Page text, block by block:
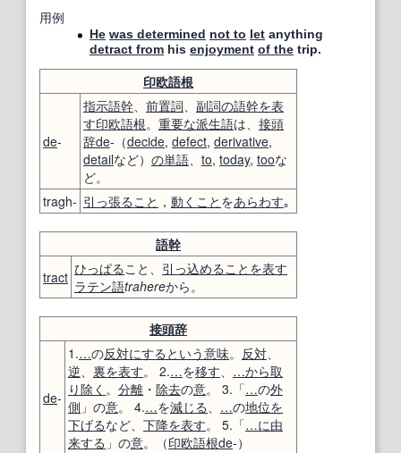
用例
He was determined not to let anything
detract from his enjoyment of the trip.
印欧語根
de-
指示語幹、 前置詞、 副詞の語幹を表
す印欧語根。 重要な派生語は、 接頭
辞de-（decide, defect, derivative,
detailなど） の単語、 to, today, tooな
ど。
tragh- 引っ張ること ， 動くこと をあらわす｡
語幹
tract ひっぱること、 引っ込めること を表す
ラテン語trahereから。
接頭辞
de-
1.…の反対にする という意味。 反対、
逆、 裏を表す。 2.…を移す、 …から取
り除く 。 分離 ・ 除去の意。 3.「…の外
側 」の意。 4.…を減じる、 …の地位を
下げるなど、 下降を表す。 5.「…に由
来する 」の意。（印欧語根de-）